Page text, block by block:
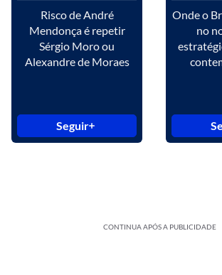
Risco de André
Mendonça é repetir
Sérgio Moro ou
Alexandre de Moraes
Seguir
Onde o
no
CONTINUA APÓS A PUBLICIDADE